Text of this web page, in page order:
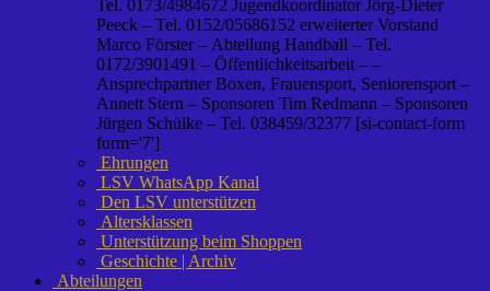
Tel. 0173/4984672 Jugendkoordinator Jörg-Dieter
Peeck – Tel. 0152/05686152 erweiterter Vorstand
Marco Förster – Abteilung Handball – Tel.
0172/3901491 – Öffentlichkeitsarbeit – –
Ansprechpartner Boxen, Frauensport, Seniorensport –
Annett Stern – Sponsoren Tim Redmann – Sponsoren
Jürgen Schülke – Tel. 038459/32377 [si-contact-form
form='7']
Ehrungen
LSV WhatsApp Kanal
Den LSV unterstützen
Altersklassen
Unterstützung beim Shoppen
Geschichte | Archiv
Abteilungen